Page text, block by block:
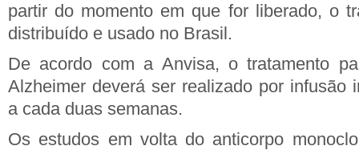
partir do momento em que for liberado, o
distribuído e usado no Brasil.
De acordo com a Anvisa, o tratamento
Alzheimer deverá ser realizado por infusão
a cada duas semanas.
Os estudos em volta do anticorpo